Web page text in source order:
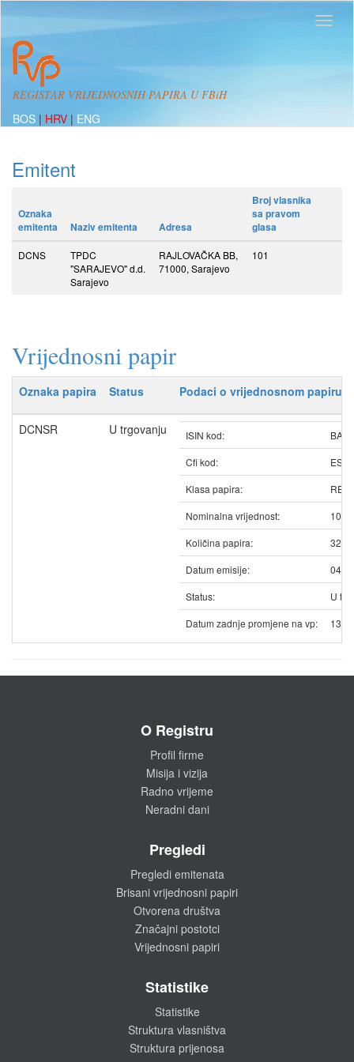
REGISTAR VRIJEDNOSNIH PAPIRA U FBiH
BOS | HRV | ENG
Emitent
Oznaka
emitenta
Naziv emitenta Adresa
Broj vlasnika
sa pravom
glasa
DCNS
TPDC
"SARAJEVO" d.d.
Sarajevo
RAJLOVAČKA BB,
71000, Sarajevo
101
Vrijednosni papir
Oznaka papira Status Podaci o vrijednosnom papiru
DCNSR U trgovanju ISIN kod:
Cfi kod:
Klasa papira:
Nominalna vrijednost:
Količina papira:
Datum emisije:
Status:
U
Datum zadnje promjene na vp:
O Registru
Profil firme
Misija i vizija
Radno vrijeme
Neradni dani
Pregledi
Pregledi emitenata
Brisani vrijednosni papiri
Otvorena društva
Značajni postotci
Vrijednosni papiri
Statistike
Statistike
Struktura vlasništva
Struktura prijenosa